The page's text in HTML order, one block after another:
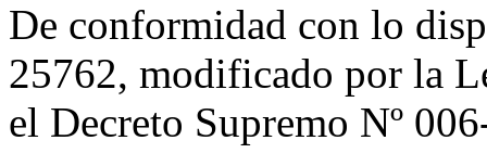
De conformidad con lo
25762, modificado por la
el Decreto Supremo Nº